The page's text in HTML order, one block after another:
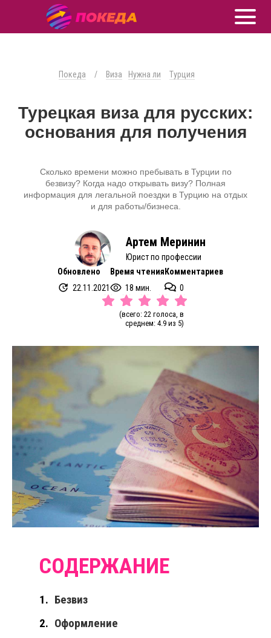
Покеда / Виза Нужна ли Турция
Турецкая виза для русских:
основания для получения
Сколько времени можно пребывать в Турции по
безвизу? Когда надо открывать визу? Полная
информация для легальной поездки в Турцию на отдых
и для работы/бизнеса.
Артем Меринин
Юрист по профессии
Обновлено
22.11.2021
Время чтения
18 мин.
Комментариев
0
(всего: 22 голоса, в
среднем: 4.9 из 5)
Безвиз
Оформление